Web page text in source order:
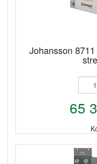
Johansson
65